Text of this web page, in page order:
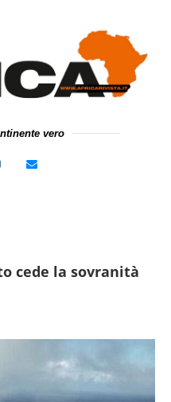
vero
cede la sovranità